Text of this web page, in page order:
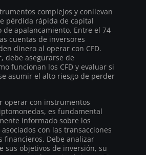
complejos y conllevan
pérdida rápida de capital
de apalancamiento. Entre el 74
cuentas de inversores
dinero al operar con CFD.
debe asegurarse de
funcionan los CFD y evaluar si
asumir el alto riesgo de perder
operar con instrumentos
es fundamental
informado sobre los
con las transacciones
financieros. Debe analizar
sus objetivos de inversión, su